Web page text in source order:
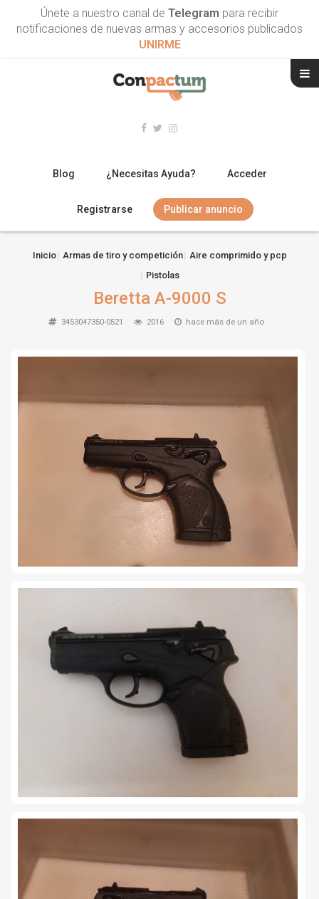
Únete a nuestro canal de Telegram para recibir
notificaciones de nuevas armas y accesorios publicados
UNIRME
Blog ¿Necesitas Ayuda? Acceder
Registrarse Publicar anuncio
OTRAS ARMAS
Inicio Armas de tiro y competición
Aire comprimido y pcp
Pistolas
Beretta A-9000 S
3453047350-0521 2016 hace más de un año